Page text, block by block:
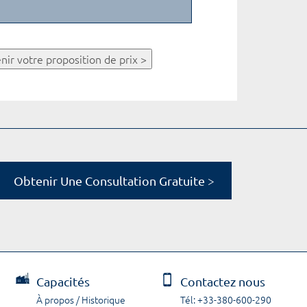
votre proposition de prix >
Obtenir Une Consultation Gratuite >
Capacités
À propos / Historique
Contactez nous
Tél: +33-380-600-290